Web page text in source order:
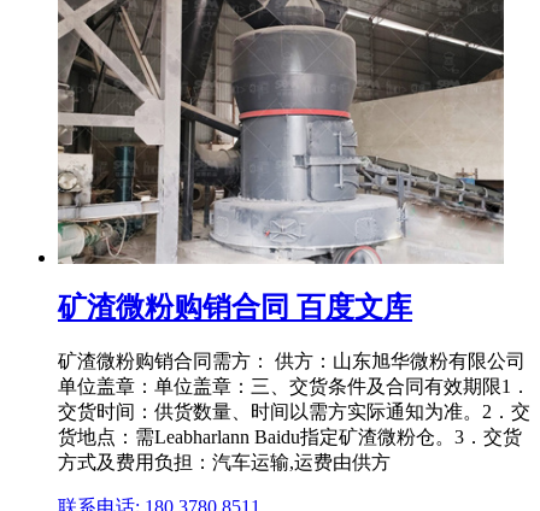
矿渣微粉购销合同 百度文库
矿渣微粉购销合同需方： 供方：山东旭华微粉有限公司
单位盖章：单位盖章：三、交货条件及合同有效期限1．
交货时间：供货数量、时间以需方实际通知为准。2．交
货地点：需Leabharlann Baidu指定矿渣微粉仓。3．交货
方式及费用负担：汽车运输,运费由供方